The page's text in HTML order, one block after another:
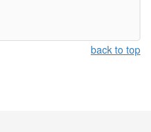
back to top